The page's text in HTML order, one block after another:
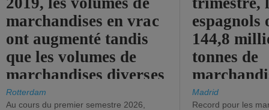
marchandises en vrac
ont augmenté tandis
que les volumes de
marchandises diverses
ont diminué.
Rotterdam
Au cours du premier semestre 2026,
144,8
tonnes de
(+2,9%).
Madrid
Record pour les